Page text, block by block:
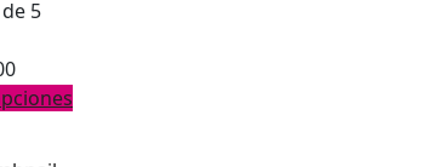
de 5
Rango
de